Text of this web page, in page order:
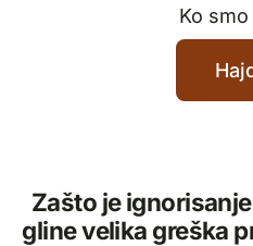
Ko smo
Zašto je
gline velika greška